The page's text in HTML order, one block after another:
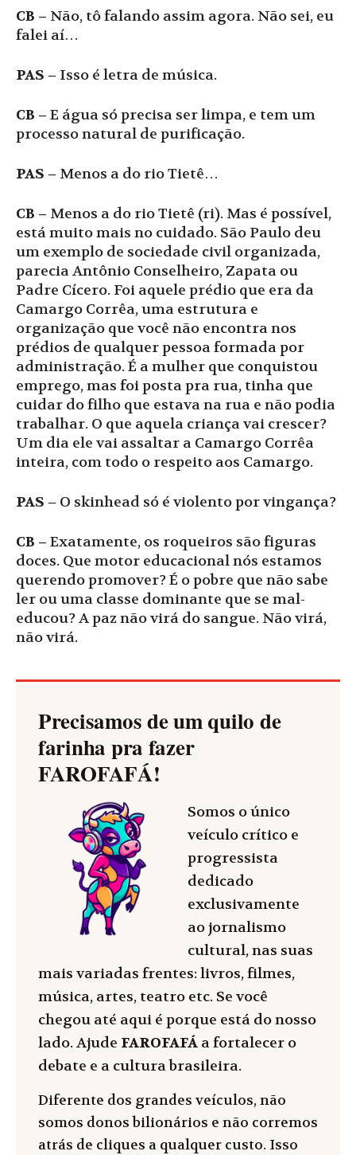
CB – Não, tô falando assim agora. Não sei, eu
falei aí…
PAS – Isso é letra de música.
CB – E água só precisa ser limpa, e tem um
processo natural de purificação.
PAS – Menos a do rio Tietê…
CB – Menos a do rio Tietê (ri). Mas é possível,
está muito mais no cuidado. São Paulo deu
um exemplo de sociedade civil organizada,
parecia Antônio Conselheiro, Zapata ou
Padre Cícero. Foi aquele prédio que era da
Camargo Corrêa, uma estrutura e
organização que você não encontra nos
prédios de qualquer pessoa formada por
administração. É a mulher que conquistou
emprego, mas foi posta pra rua, tinha que
cuidar do filho que estava na rua e não podia
trabalhar. O que aquela criança vai crescer?
Um dia ele vai assaltar a Camargo Corrêa
inteira, com todo o respeito aos Camargo.
PAS – O skinhead só é violento por vingança?
CB – Exatamente, os roqueiros são figuras
doces. Que motor educacional nós estamos
querendo promover? É o pobre que não sabe
ler ou uma classe dominante que se mal-
educou? A paz não virá do sangue. Não virá,
não virá.
Precisamos de um quilo de
farinha pra fazer
FAROFAFÁ!
Somos o único
veículo crítico e
progressista
dedicado
exclusivamente
ao jornalismo
cultural, nas suas
mais variadas frentes: livros, filmes,
música, artes, teatro etc. Se você
chegou até aqui é porque está do nosso
lado. Ajude FAROFAFÁ a fortalecer o
debate e a cultura brasileira.
Diferente dos grandes veículos, não
somos donos bilionários e não corremos
atrás de cliques a qualquer custo. Isso